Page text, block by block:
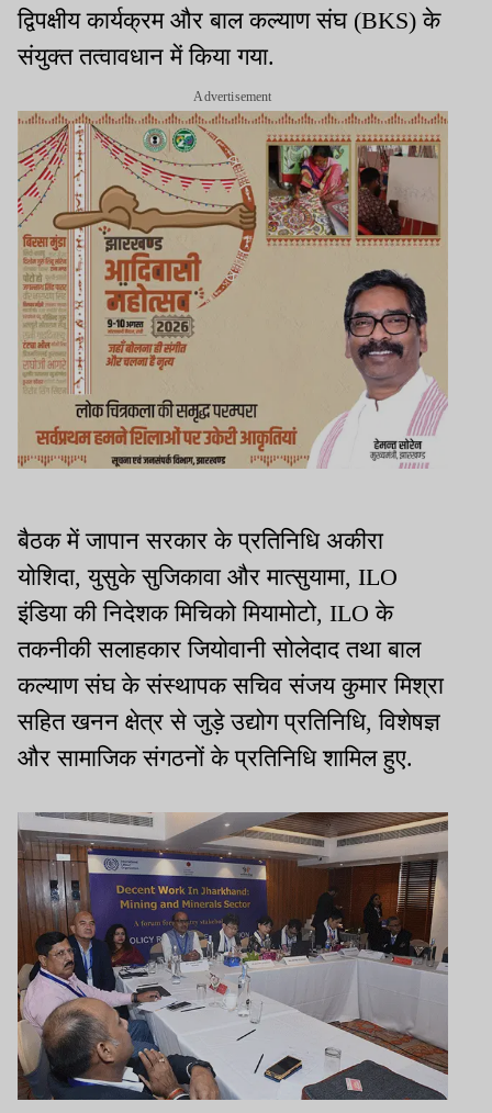
द्विपक्षीय कार्यक्रम और बाल कल्याण संघ (BKS) के
संयुक्त तत्वावधान में किया गया.
Advertisement
बैठक में जापान सरकार के प्रतिनिधि अकीरा
योशिदा, युसुके सुजिकावा और मात्सुयामा, ILO
इंडिया की निदेशक मिचिको मियामोटो, ILO के
तकनीकी सलाहकार जियोवानी सोलेदाद तथा बाल
कल्याण संघ के संस्थापक सचिव संजय कुमार मिश्रा
सहित खनन क्षेत्र से जुड़े उद्योग प्रतिनिधि, विशेषज्ञ
और सामाजिक संगठनों के प्रतिनिधि शामिल हुए.